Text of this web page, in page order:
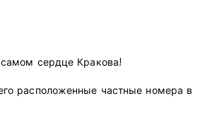
сердце Кракова!
расположенные частные номера в